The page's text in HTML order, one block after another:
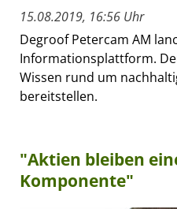
15.08.2019, 16:56 Uhr
Degroof Petercam AM
Informationsplattform.
Wissen rund um
bereitstellen.
"Aktien bleiben
Komponente"